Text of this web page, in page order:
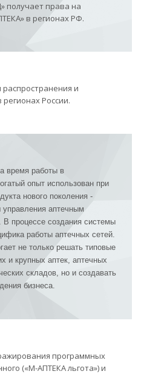
получает права на
в регионах РФ.
распространения и
России.
время работы в
опыт использован при
нового поколения -
управления аптечным
процессе создания системы
работы аптечных сетей.
не только решать типовые
и крупных аптек, аптечных
складов, но и создавать
бизнеса.
программных
(«М-АПТЕКА льгота») и